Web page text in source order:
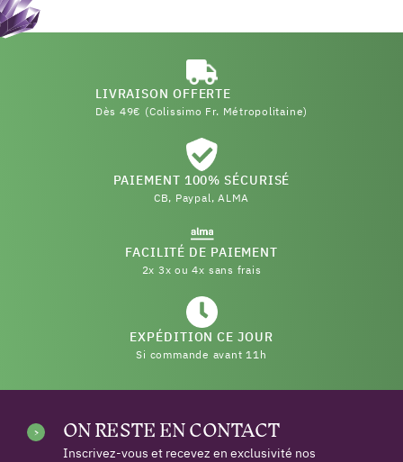
LIVRAISON OFFERTE
Dès 49€ (Colissimo Fr. Métropolitaine)
PAIEMENT 100% SÉCURISÉ
CB, Paypal, ALMA
FACILITÉ DE PAIEMENT
2x 3x ou 4x sans frais
EXPÉDITION CE JOUR
Si commande avant 11h
ON RESTE EN CONTACT
Inscrivez-vous et recevez en exclusivité nos